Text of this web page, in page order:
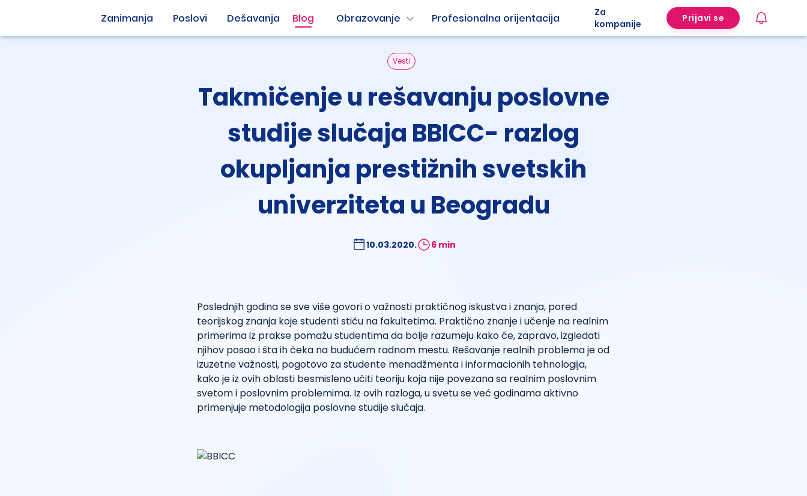
Zanimanja Poslovi Dešavanja Blog Obrazovanje Profesionalna orijentacija
Za
kompanije
Prijavi se
Vesti
Takmičenje u rešavanju poslovne
studije slučaja BBICC- razlog
okupljanja prestižnih svetskih
univerziteta u Beogradu
10.03.2020. 6 min
Poslednjih godina se sve više govori o važnosti praktičnog iskustva i znanja, pored
teorijskog znanja koje studenti stiču na fakultetima. Praktično znanje i učenje na realnim
primerima iz prakse pomažu studentima da bolje razumeju kako će, zapravo, izgledati
njihov posao i šta ih čeka na budućem radnom mestu. Rešavanje realnih problema je od
izuzetne važnosti, pogotovo za studente menadžmenta i informacionih tehnologija,
kako je iz ovih oblasti besmisleno učiti teoriju koja nije povezana sa realnim poslovnim
svetom i poslovnim problemima. Iz ovih razloga, u svetu se već godinama aktivno
primenjuje metodologija poslovne studije slučaja.